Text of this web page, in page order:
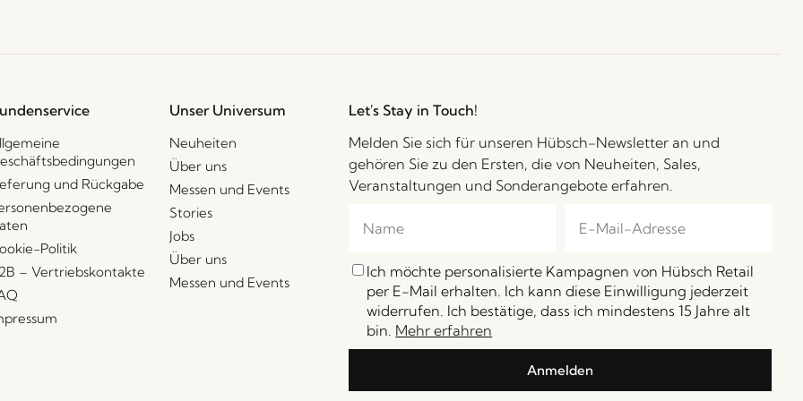
und Rückgabe
Politik
– Vertriebskontakte
Unser Universum
Neuheiten
Über uns
Messen und Events
Stories
Jobs
Über uns
Messen und Events
Let's Stay in Touch!
Melden Sie sich für unseren Hübsch-Newsletter an und
gehören Sie zu den Ersten, die von Neuheiten, Sales,
Veranstaltungen und Sonderangebote erfahren.
Ich möchte personalisierte Kampagnen von Hübsch Retail
per E-Mail erhalten. Ich kann diese Einwilligung jederzeit
widerrufen. Ich bestätige, dass ich mindestens 15 Jahre alt
bin. Mehr erfahren
Anmelden